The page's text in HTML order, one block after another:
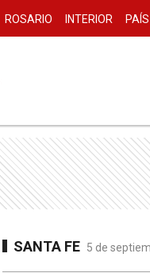
ROSARIO INTERIOR PAÍS
SANTA FE 5 de